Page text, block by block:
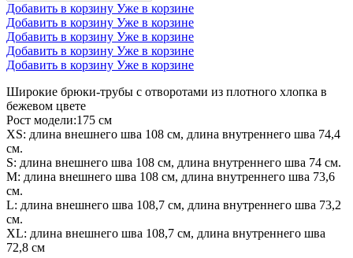
Добавить в корзину Уже в корзине
Добавить в корзину Уже в корзине
Добавить в корзину Уже в корзине
Добавить в корзину Уже в корзине
Добавить в корзину Уже в корзине
Широкие брюки-трубы с отворотами из плотного хлопка в
бежевом цвете
Рост модели:175 см
XS: длина внешнего шва 108 см, длина внутреннего шва 74,4
см.
S: длина внешнего шва 108 см, длина внутреннего шва 74 см.
М: длина внешнего шва 108 см, длина внутреннего шва 73,6
см.
L: длина внешнего шва 108,7 см, длина внутреннего шва 73,2
см.
XL: длина внешнего шва 108,7 см, длина внутреннего шва
72,8 см